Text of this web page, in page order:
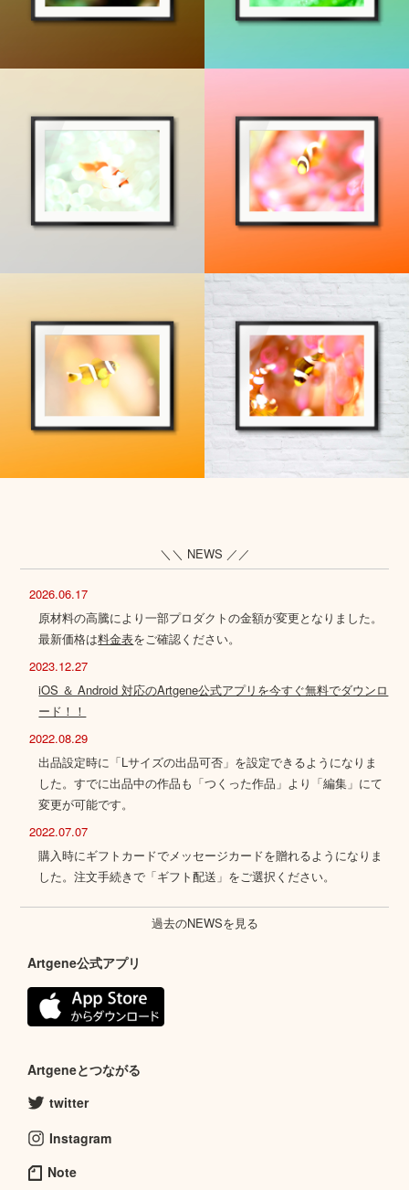
＼＼ NEWS ／／
2026.06.17
原材料の高騰により一部プロダクトの金額が変更となりました。
最新価格は料金表をご確認ください。
2023.12.27
iOS ＆ Android 対応のArtgene公式アプリを今すぐ無料でダウンロ
ード！！
2022.08.29
出品設定時に「Lサイズの出品可否」を設定できるようになりま
した。すでに出品中の作品も「つくった作品」より「編集」にて
変更が可能です。
2022.07.07
購入時にギフトカードでメッセージカードを贈れるようになりま
した。注文手続きで「ギフト配送」をご選択ください。
過去のNEWSを見る
Artgene公式アプリ
Artgeneとつながる
twitter
Instagram
Note